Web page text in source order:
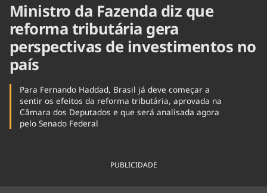
Ministro da Fazenda diz que
reforma tributária gera
perspectivas de investimentos no
país
Para Fernando Haddad, Brasil já deve começar a
sentir os efeitos da reforma tributária, aprovada na
Câmara dos Deputados e que será analisada agora
pelo Senado Federal
PUBLICIDADE